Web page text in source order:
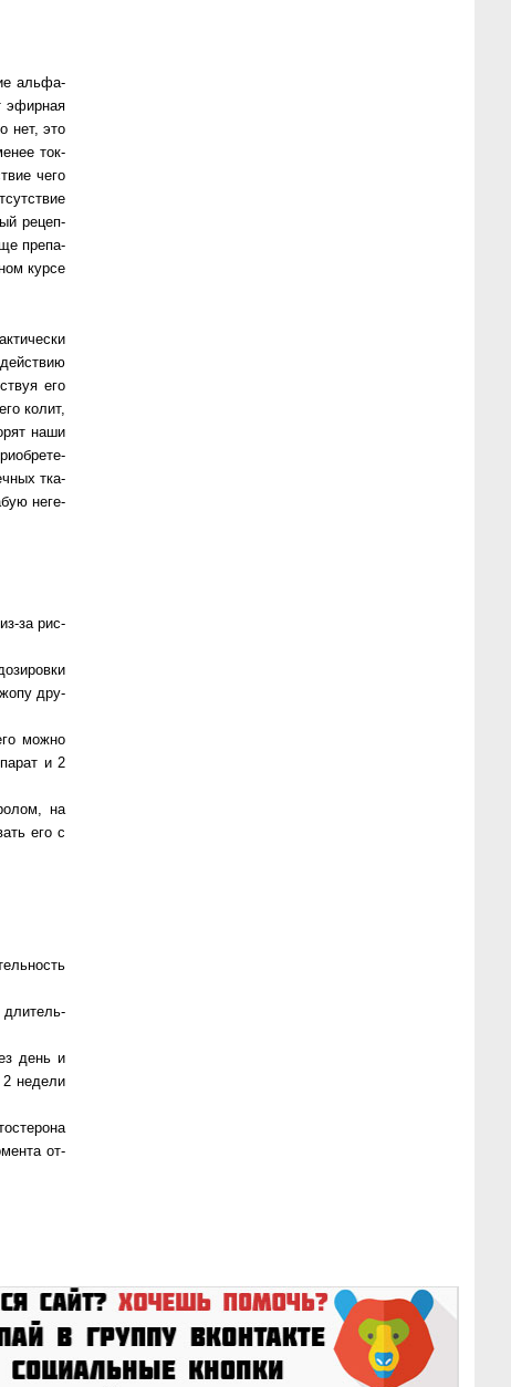
альфа-
эфирная
нет, это
ток­
чего
ре­цеп­
пре­па­
кур­се
его
колит,
наши
тка­
не­ге­
за рис­
дру­
можно
и 2
на
его с
дли­тель­
день и
2 недели
от­